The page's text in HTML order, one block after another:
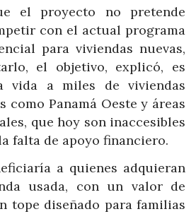
el proyecto no pretende
con el actual programa
para viviendas nuevas,
el objetivo, explicó, es
vida a miles de viviendas
como Panamá Oeste y áreas
que hoy son inaccesibles
falta de apoyo financiero.
a quienes adquieran
usada, con un valor de
tope diseñado para familias